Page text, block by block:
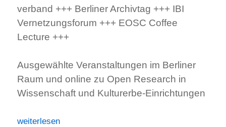
verband +++ Berliner Archivtag +++ IBI
Vernetzungsforum +++ EOSC Coffee
Lecture +++
Ausgewählte Veranstaltungen im Berliner
Raum und online zu Open Research in
Wissenschaft und Kulturerbe-Einrichtungen
„Veranstaltungshinweise November 2024“
weiterlesen